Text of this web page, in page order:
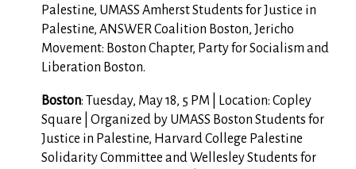
Palestine, UMASS Amherst Students for Justice in
Palestine, ANSWER Coalition Boston, Jericho
Movement: Boston Chapter, Party for Socialism and
Liberation Boston.
Boston: Tuesday, May 18, 5 PM | Location: Copley
Square | Organized by UMASS Boston Students for
Justice in Palestine, Harvard College Palestine
Solidarity Committee and Wellesley Students for